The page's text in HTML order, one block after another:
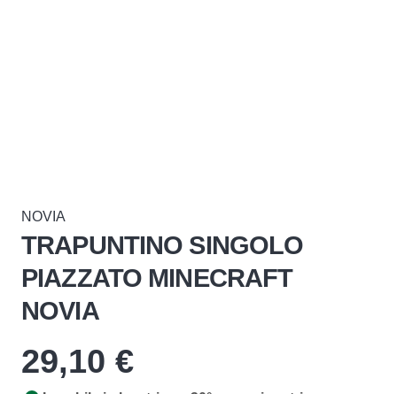
NOVIA
TRAPUNTINO SINGOLO
PIAZZATO MINECRAFT
NOVIA
29,10 €